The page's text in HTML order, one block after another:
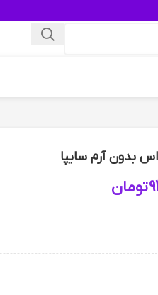
بدون آرم سایپا
تومان